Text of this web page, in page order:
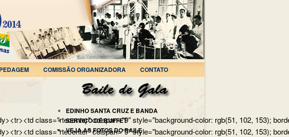
COMISSÃO ORGANIZADORA CONTATO
class="rtecenter" colspan="9" style="background-color: rgb(51, 102, 153);
class="rtecenter" colspan="9" style="background-color: rgb(51, 102, 153);
EDINHO SANTA CRUZ E BANDA
SERVIÇO DE BUFFET
VEJA AS FOTOS DO BAILE